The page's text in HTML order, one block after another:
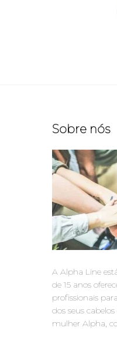
Sobre nós
A Alpha Line
de 15 anos
profissionais
dos seus
mulher Alpha,